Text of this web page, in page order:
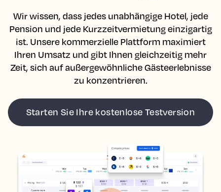
Wir wissen, dass jedes unabhängige Hotel, jede
Pension und jede Kurzzeitvermietung einzigartig
ist. Unsere kommerzielle Plattform maximiert
Ihren Umsatz und gibt Ihnen gleichzeitig mehr
Zeit, sich auf außergewöhnliche Gästeerlebnisse
zu konzentrieren.
Starten Sie Ihre kostenlose Testversion